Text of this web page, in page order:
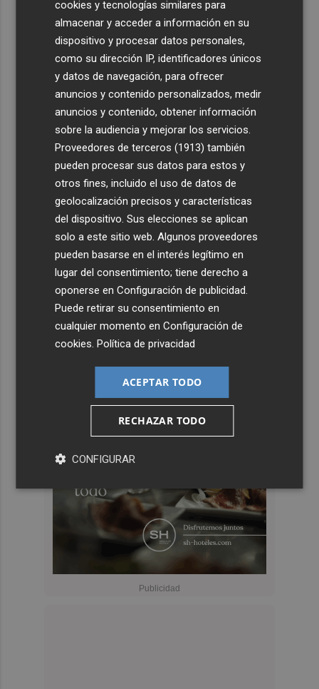
cookies y tecnologías similares para
almacenar y acceder a información en su
dispositivo y procesar datos personales,
como su dirección IP, identificadores únicos
y datos de navegación, para ofrecer
anuncios y contenido personalizados, medir
anuncios y contenido, obtener información
sobre la audiencia y mejorar los servicios.
Proveedores de terceros (1913) también
pueden procesar sus datos para estos y
otros fines, incluido el uso de datos de
geolocalización precisos y características
del dispositivo. Sus elecciones se aplican
solo a este sitio web. Algunos proveedores
pueden basarse en el interés legítimo en
lugar del consentimiento; tiene derecho a
oponerse enConfiguración de publicidad.
Puede retirar su consentimiento en
cualquier momento enConfiguración de
cookies.Política de privacidad
ACEPTAR TODO
RECHAZAR TODO
CONFIGURAR